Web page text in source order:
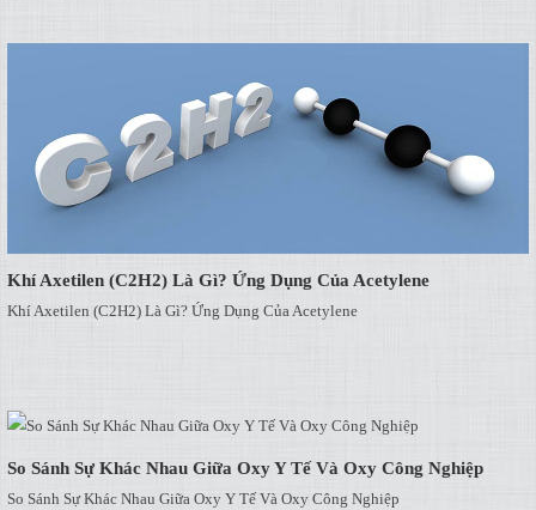
Khí Axetilen (C2H2) Là Gì? Ứng Dụng Của Acetylene
Khí Axetilen (C2H2) Là Gì? Ứng Dụng Của Acetylene
So Sánh Sự Khác Nhau Giữa Oxy Y Tế Và Oxy Công Nghiệp
So Sánh Sự Khác Nhau Giữa Oxy Y Tế Và Oxy Công Nghiệp